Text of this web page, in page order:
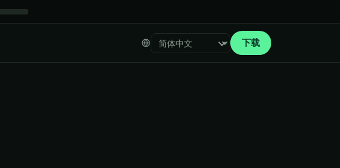
Select language
下载